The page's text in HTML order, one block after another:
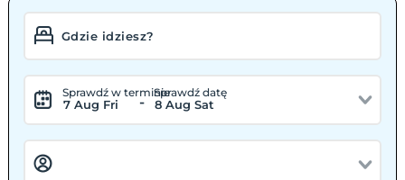
Sprawdź w terminie
7 Aug Fri -
Sprawdź datę
8 Aug Sat